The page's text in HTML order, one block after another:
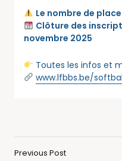
Le nombre de
Clôture des
novembre 2025
Toutes les infos et
www.lfbbs.be/
Previous Post